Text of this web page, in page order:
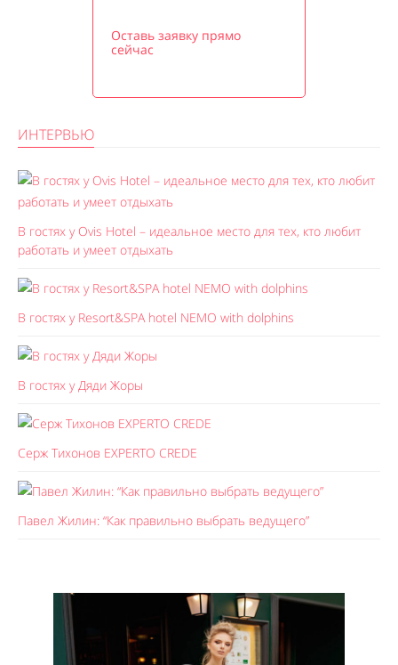
Оставь заявку прямо
сейчас
ИНТЕРВЬЮ
В гостях у Ovis Hotel – идеальное место для тех, кто любит
работать и умеет отдыхать
В гостях у Resort&SPA hotel NEMO with dolphins
В гостях у Дяди Жоры
Серж Тихонов EXPERTO CREDE
Павел Жилин: “Как правильно выбрать ведущего”